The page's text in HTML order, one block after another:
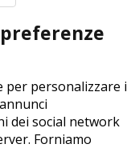
per personalizzare i
dei social network
Forniamo
(BS) - P. Iva:
byDynDevice